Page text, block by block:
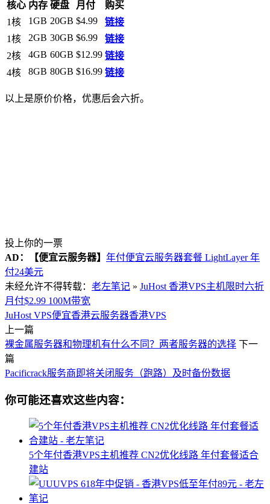
核心 内存 硬盘 月付
购买
1核
1GB 20GB $4.99
链接
1核
2GB 30GB $6.99
链接
2核
4GB 60GB $12.99 链接
4核
8GB 80GB $16.99 链接
以上是原价价格，优惠后会六折。
投上你的一票
AD：
【便宜云服务器】 年付便宜云服务器套餐 LightLayer 年
付24美元
未经允许不得转载： 老左笔记 » JuHost 香港VPS主机限时六折
月付$2.99 100M带宽
JuHost VPS便宜香港云服务器香港VPS
上一篇
裸金属服务器和物理机有什么不同？两者服务器的选择 下一
篇
Pacificrack服务商即将关闭服务（跑路）及时备份数据
你可能还喜欢这些内容：
5个年付香港VPS主机推荐 CN2优化线路 年付套餐适合
建站